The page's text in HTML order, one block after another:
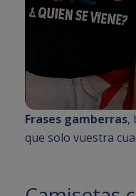
Frases gamberras,
que solo vuestra